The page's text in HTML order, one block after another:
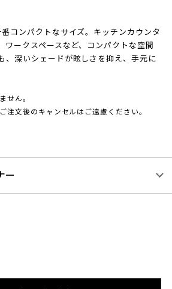
コンパクトなサイズ。キッチンカウンタ
ワークスペースなど、コンパクトな空間
、深いシェードが眩しさを抑え、手元に
せん。
注文後のキャンセルはご遠慮ください。
ー